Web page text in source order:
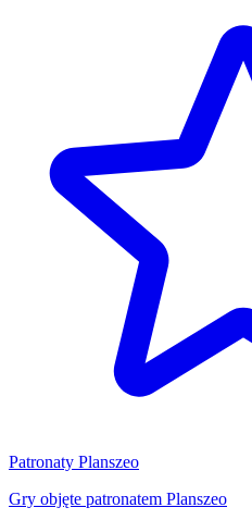
Patronaty Planszeo
Gry objęte patronatem Planszeo